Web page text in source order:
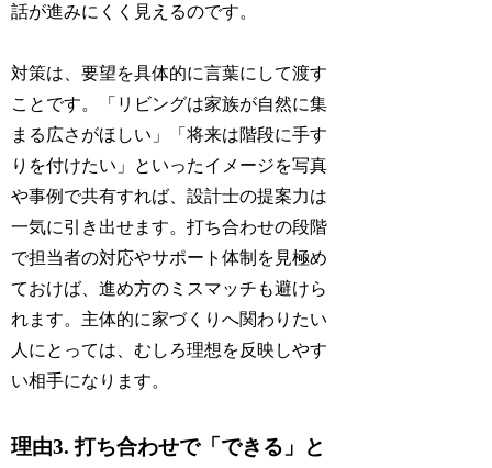
話が進みにくく見えるのです。
対策は、要望を具体的に言葉にして渡す
ことです。「リビングは家族が自然に集
まる広さがほしい」「将来は階段に手す
りを付けたい」といったイメージを写真
や事例で共有すれば、設計士の提案力は
一気に引き出せます。打ち合わせの段階
で担当者の対応やサポート体制を見極め
ておけば、進め方のミスマッチも避けら
れます。主体的に家づくりへ関わりたい
人にとっては、むしろ理想を反映しやす
い相手になります。
理由3. 打ち合わせで「できる」と